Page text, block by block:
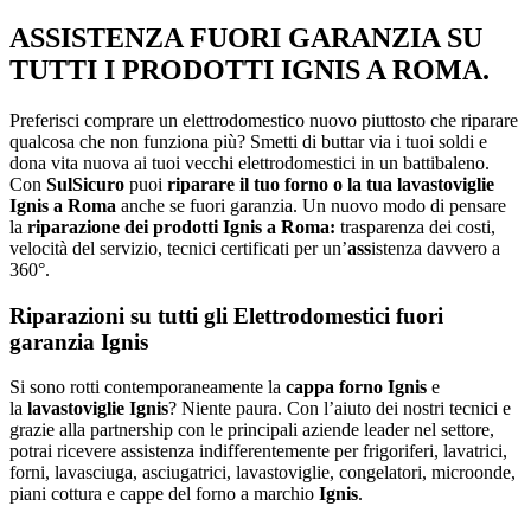
ASSISTENZA FUORI GARANZIA SU
TUTTI I PRODOTTI IGNIS A ROMA.
Preferisci comprare un elettrodomestico nuovo piuttosto che riparare
qualcosa che non funziona più? Smetti di buttar via i tuoi soldi e
dona vita nuova ai tuoi vecchi elettrodomestici in un battibaleno.
Con SulSicuro puoi riparare il tuo forno o la tua lavastoviglie
Ignis a Roma anche se fuori garanzia. Un nuovo modo di pensare
la riparazione dei prodotti Ignis a Roma: trasparenza dei costi,
velocità del servizio, tecnici certificati per un’assistenza davvero a
360°.
Riparazioni su tutti gli Elettrodomestici fuori
garanzia Ignis
Si sono rotti contemporaneamente la cappa forno Ignis e
la lavastoviglie Ignis? Niente paura. Con l’aiuto dei nostri tecnici e
grazie alla partnership con le principali aziende leader nel settore,
potrai ricevere assistenza indifferentemente per frigoriferi, lavatrici,
forni, lavasciuga, asciugatrici, lavastoviglie, congelatori, microonde,
piani cottura e cappe del forno a marchio Ignis.